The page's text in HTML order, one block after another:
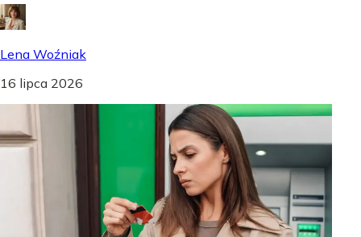
Lena Woźniak
16 lipca 2026